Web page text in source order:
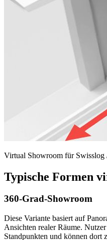
Virtual Showroom für Swisslog
Typische Formen
360-Grad-Showroom
Diese Variante basiert auf
Ansichten realer Räume.
Standpunkten und können dort